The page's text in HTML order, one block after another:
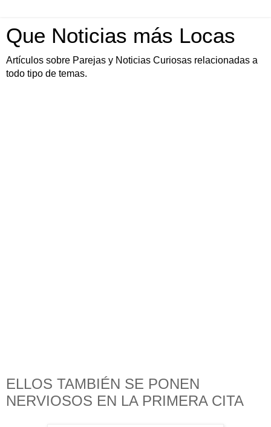
Que Noticias más Locas
Artículos sobre Parejas y Noticias Curiosas relacionadas a
todo tipo de temas.
ELLOS TAMBIÉN SE PONEN
NERVIOSOS EN LA PRIMERA CITA